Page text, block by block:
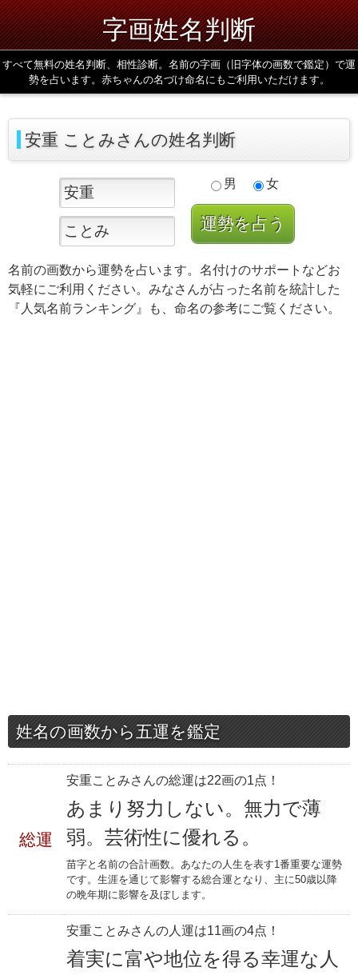
字画姓名判断
すべて無料の姓名判断、相性診断。名前の字画（旧字体の画数で鑑定）で運
勢を占います。赤ちゃんの名づけ命名にもご利用いただけます。
安重 ことみさんの姓名判断
男 女
名前の画数から運勢を占います。名付けのサポートなどお
気軽にご利用ください。みなさんが占った名前を統計した
『人気名前ランキング』も、命名の参考にご覧ください。
姓名の画数から五運を鑑定
総運
安重ことみさんの総運は22画の1点！
あまり努力しない。無力で薄
弱。芸術性に優れる。
苗字と名前の合計画数。あなたの人生を表す1番重要な運勢
です。生涯を通じて影響する総合運となり、主に50歳以降
の晩年期に影響を及ぼします。
安重ことみさんの人運は11画の4点！
着実に富や地位を得る幸運な人